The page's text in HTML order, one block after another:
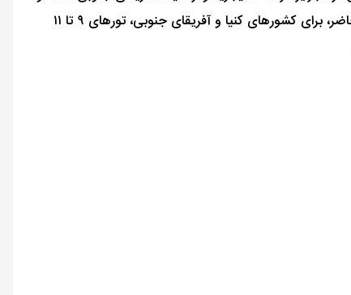
همه سرشار از جاذبه‌هایی هستند که نگاه هر گردشگری را برای مدت‌ها خیره می‌کند. از میان همه این زیبایی‌ها، ما در الفبای سفر، در حال حاضر، برای کشورهای کنیا و آفریقای جنوبی، تورهای ۹ تا ۱۱